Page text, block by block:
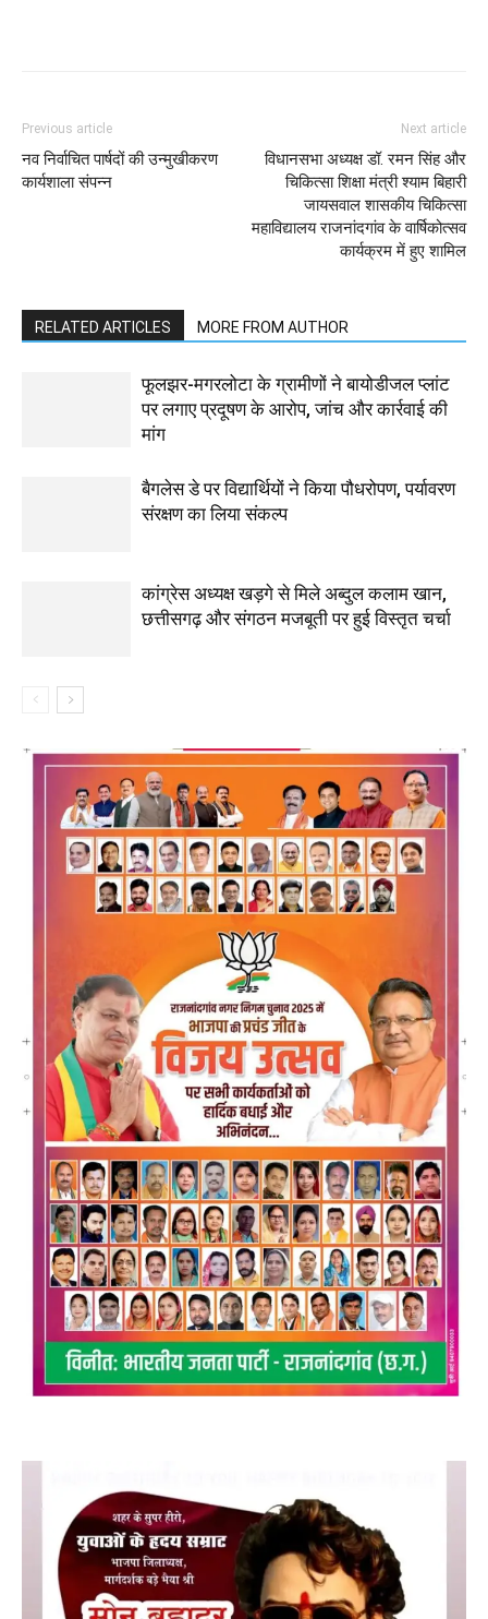
Previous article
नव निर्वाचित पार्षदों की उन्मुखीकरण
कार्यशाला संपन्न
Next article
विधानसभा अध्यक्ष डॉ. रमन सिंह और
चिकित्सा शिक्षा मंत्री श्याम बिहारी
जायसवाल शासकीय चिकित्सा
महाविद्यालय राजनांदगांव के वार्षिकोत्सव
कार्यक्रम में हुए शामिल
RELATED ARTICLES MORE FROM AUTHOR
फूलझर-मगरलोटा के ग्रामीणों ने बायोडीजल प्लांट
पर लगाए प्रदूषण के आरोप, जांच और कार्रवाई की
मांग
बैगलेस डे पर विद्यार्थियों ने किया पौधरोपण, पर्यावरण
संरक्षण का लिया संकल्प
कांग्रेस अध्यक्ष खड़गे से मिले अब्दुल कलाम खान,
छत्तीसगढ़ और संगठन मजबूती पर हुई विस्तृत चर्चा